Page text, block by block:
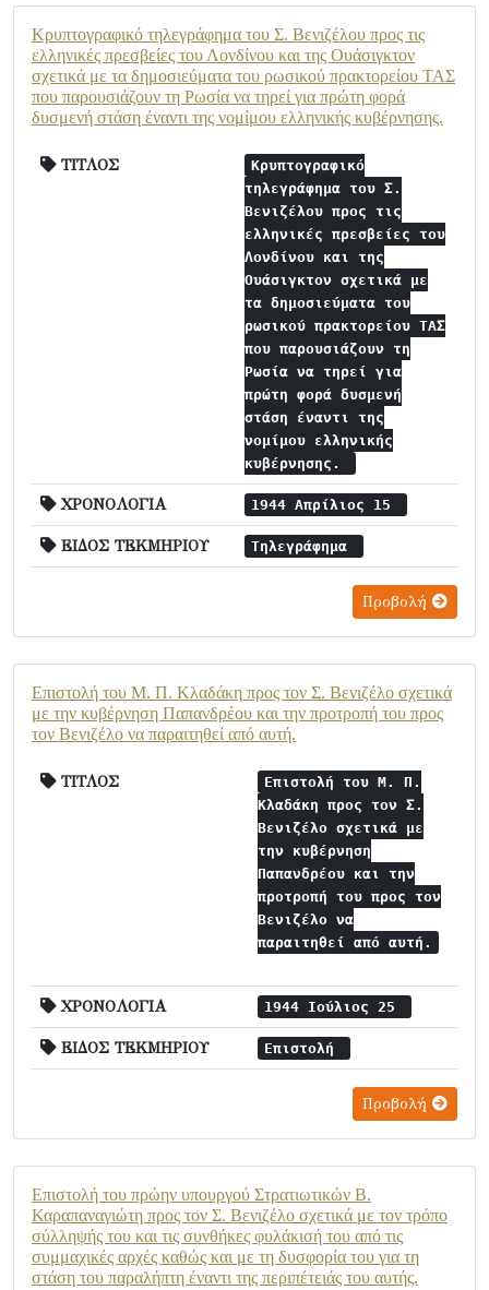
Κρυπτογραφικό τηλεγράφημα του Σ. Βενιζέλου προς τις
ελληνικές πρεσβείες του Λονδίνου και της Ουάσιγκτον
σχετικά με τα δημοσιεύματα του ρωσικού πρακτορείου ΤΑΣ
που παρουσιάζουν τη Ρωσία να τηρεί για πρώτη φορά
δυσμενή στάση έναντι της νομίμου ελληνικής κυβέρνησης.
ΤΙΤΛΟΣ
Κρυπτογραφικό
τηλεγράφημα του Σ.
Βενιζέλου προς τις
ελληνικές πρεσβείες του
Λονδίνου και της
Ουάσιγκτον σχετικά με
τα δημοσιεύματα του
ρωσικού πρακτορείου ΤΑΣ
που παρουσιάζουν τη
Ρωσία να τηρεί για
πρώτη φορά δυσμενή
στάση έναντι της
νομίμου ελληνικής
κυβέρνησης.
ΧΡΟΝΟΛΟΓΙΑ 1944 Απρίλιος 15
ΕΙΔΟΣ ΤΕΚΜΗΡΙΟΥ Τηλεγράφημα
Προβολή
Επιστολή του Μ. Π. Κλαδάκη προς τον Σ. Βενιζέλο σχετικά
με την κυβέρνηση Παπανδρέου και την προτροπή του προς
τον Βενιζέλο να παραιτηθεί από αυτή.
ΤΙΤΛΟΣ
Επιστολή του Μ. Π.
Κλαδάκη προς τον Σ.
Βενιζέλο σχετικά με
την κυβέρνηση
Παπανδρέου και την
προτροπή του προς τον
Βενιζέλο να
παραιτηθεί από αυτή.
ΧΡΟΝΟΛΟΓΙΑ 1944 Ιούλιος 25
ΕΙΔΟΣ ΤΕΚΜΗΡΙΟΥ Επιστολή
Προβολή
Επιστολή του πρώην υπουργού Στρατιωτικών Β.
Καραπαναγιώτη προς τον Σ. Βενιζέλο σχετικά με τον τρόπο
σύλληψής του και τις συνθήκες φυλάκισή του από τις
συμμαχικές αρχές καθώς και με τη δυσφορία του για τη
στάση του παραλήπτη έναντι της περιπέτειάς του αυτής.